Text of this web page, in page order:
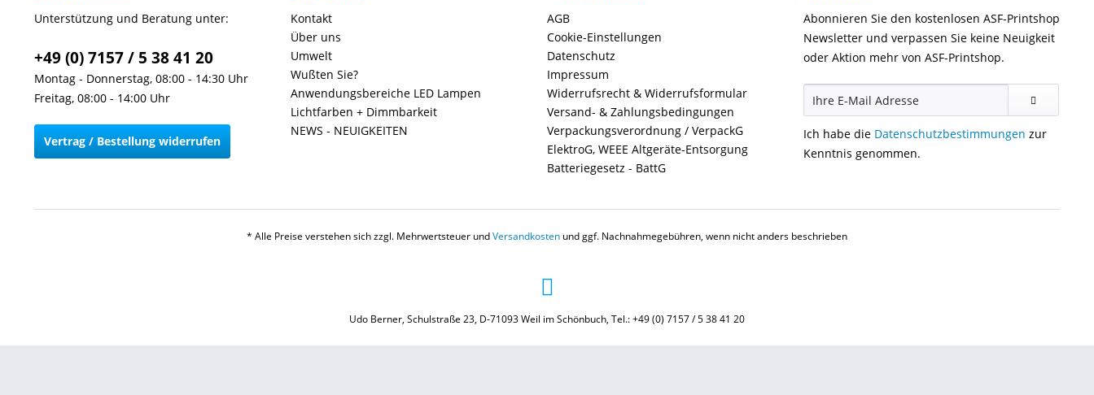
Unterstützung und Beratung unter:
+49 (0) 7157 / 5 38 41 20
Montag - Donnerstag, 08:00 - 14:30 Uhr
Freitag, 08:00 - 14:00 Uhr
Vertrag / Bestellung widerrufen
Kontakt
Über uns
Umwelt
Wußten Sie?
Anwendungsbereiche LED Lampen
Lichtfarben + Dimmbarkeit
NEWS - NEUIGKEITEN
AGB
Cookie-Einstellungen
Datenschutz
Impressum
Widerrufsrecht & Widerrufsformular
Versand- & Zahlungsbedingungen
Verpackungsverordnung / VerpackG
ElektroG, WEEE Altgeräte-Entsorgung
Batteriegesetz - BattG
Abonnieren Sie den kostenlosen ASF-Printshop
Newsletter und verpassen Sie keine Neuigkeit
oder Aktion mehr von ASF-Printshop.
Ich habe die Datenschutzbestimmungen zur
Kenntnis genommen.
* Alle Preise verstehen sich zzgl. Mehrwertsteuer undVersandkosten und ggf. Nachnahmegebühren, wenn nicht anders beschrieben
Udo Berner, Schulstraße 23, D-71093 Weil im Schönbuch, Tel.: +49 (0) 7157 / 5 38 41 20